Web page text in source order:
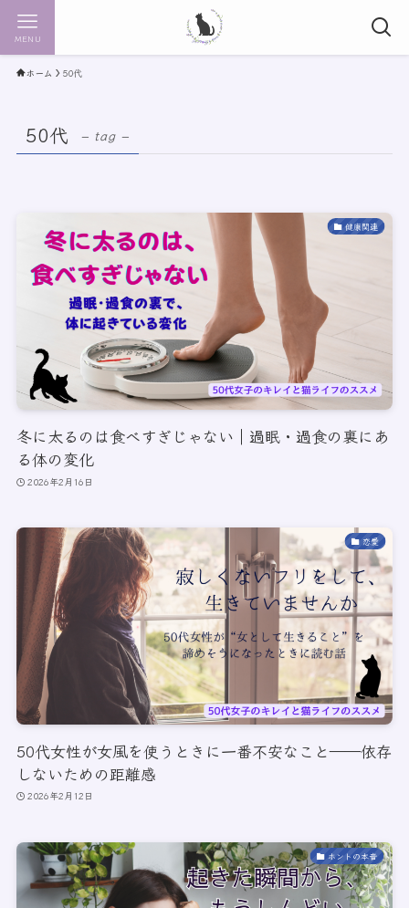
MENU
ホーム 50代
50代 – tag –
健康関連
冬に太るのは食べすぎじゃない｜過眠・過食の裏にあ
る体の変化
2026年2月16日
恋愛
50代女性が女風を使うときに一番不安なこと――依存
しないための距離感
2026年2月12日
ホントの本音